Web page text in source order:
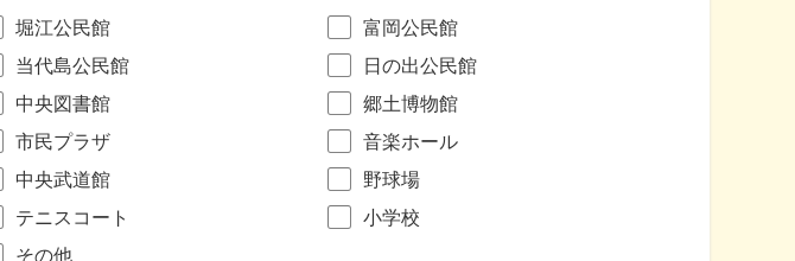
堀江公民館
富岡公民館
当代島公民館
日の出公民館
中央図書館
郷土博物館
市民プラザ
音楽ホール
中央武道館
野球場
テニスコート
小学校
その他